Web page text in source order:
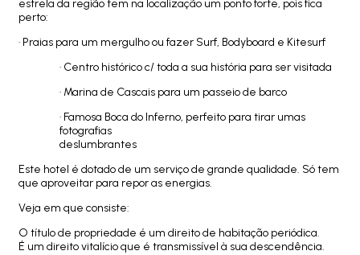
estrela da região tem na localização um ponto forte, pois fica
perto:
· Praias para um mergulho ou fazer Surf, Bodyboard e Kitesurf
· Centro histórico c/ toda a sua história para ser visitada
· Marina de Cascais para um passeio de barco
· Famosa Boca do Inferno, perfeito para tirar umas
fotografias
deslumbrantes
Este hotel é dotado de um serviço de grande qualidade. Só tem
que aproveitar para repor as energias.
Veja em que consiste:
O título de propriedade é um direito de habitação periódica.
É um direito vitalício que é transmissível à sua descendência.